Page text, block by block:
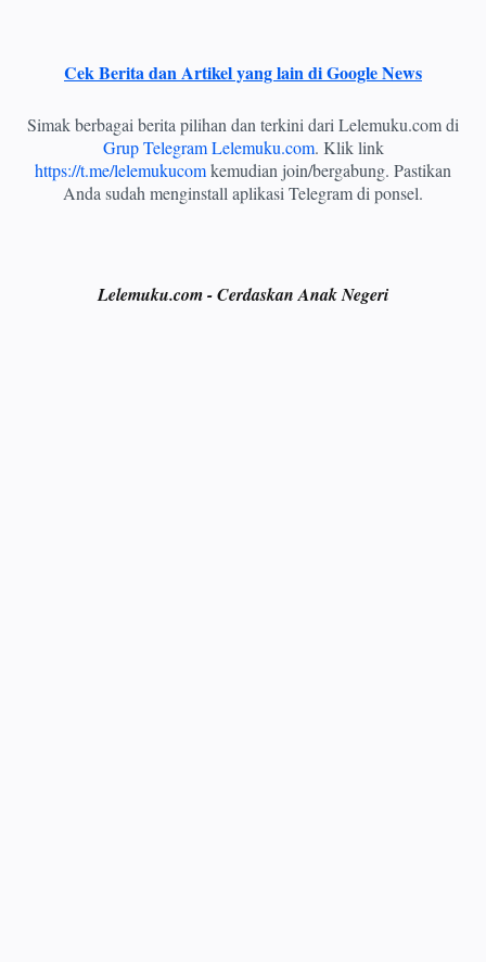
Cek Berita dan Artikel yang lain di Google News
Simak berbagai berita pilihan dan terkini dari Lelemuku.com di
Grup Telegram Lelemuku.com. Klik link
https://t.me/lelemukucomkemudian join/bergabung. Pastikan
Anda sudah menginstall aplikasi Telegram di ponsel.
Lelemuku.com - Cerdaskan Anak Negeri